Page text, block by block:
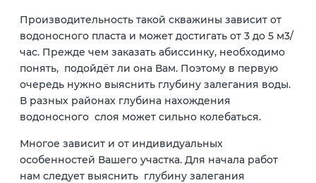
Производительность такой скважины зависит от
водоносного пласта и может достигать от 3 до 5 м3/
час. Прежде чем заказать абиссинку, необходимо
понять, подойдёт ли она Вам. Поэтому в первую
очередь нужно выяснить глубину залегания воды.
В разных районах глубина нахождения
водоносного слоя может сильно колебаться.
Многое зависит и от индивидуальных
особенностей Вашего участка. Для начала работ
нам следует выяснить глубину залегания